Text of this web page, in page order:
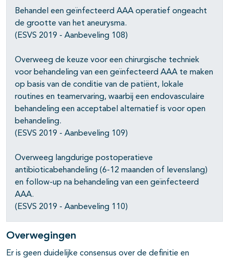
Behandel een geïnfecteerd AAA operatief ongeacht
de grootte van het aneurysma.
(ESVS 2019 - Aanbeveling 108)
Overweeg de keuze voor een chirurgische techniek
voor behandeling van een geïnfecteerd AAA te maken
op basis van de conditie van de patiënt, lokale
routines en teamervaring, waarbij een endovasculaire
behandeling een acceptabel alternatief is voor open
behandeling.
(ESVS 2019 - Aanbeveling 109)
Overweeg langdurige postoperatieve
antibioticabehandeling (6-12 maanden of levenslang)
en follow-up na behandeling van een geïnfecteerd
AAA.
(ESVS 2019 - Aanbeveling 110)
Overwegingen
Er is geen duidelijke consensus over de definitie en